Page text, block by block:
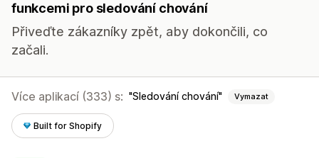
funkcemi pro sledování chování
Přiveďte zákazníky zpět, aby dokončili, co
začali.
Více aplikací (333) s: Sledování chování Vymazat
Built for Shopify